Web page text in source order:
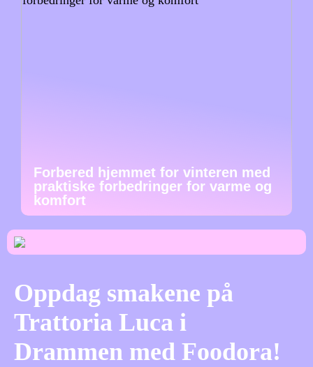
Forbered hjemmet for vinteren med
praktiske forbedringer for varme og
komfort
Oppdag smakene på
Trattoria Luca i
Drammen med Foodora!